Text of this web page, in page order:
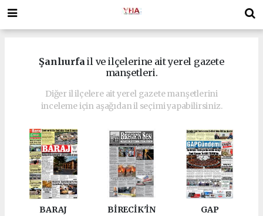
Şanlıurfail ve ilçelerine ait yerel gazete
manşetleri.
Diğer il ilçelere ait yerel gazete manşetlerini
inceleme için aşağıdan il seçimi yapabilirsiniz.
BARAJ
BİRECİK'İN
GAP